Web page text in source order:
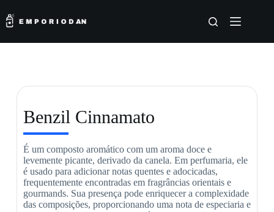
Benzil Cinnamato
É um composto aromático com um aroma doce e
levemente picante, derivado da canela. Em perfumaria, ele
é usado para adicionar notas quentes e adocicadas,
frequentemente encontradas em fragrâncias orientais e
gourmands. Sua presença pode enriquecer a complexidade
das composições, proporcionando uma nota de especiaria e